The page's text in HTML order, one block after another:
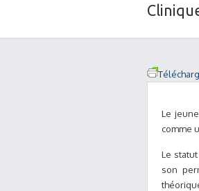
Le
comme
Le
son